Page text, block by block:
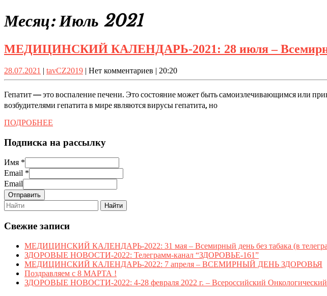
Button
Месяц:Июль 2021
МЕДИЦИНСКИЙ КАЛЕНДАРЬ-2021: 28 июля –
28.07.2021 28.07.2021
| tavCZ2019tavCZ2019
| Нет комментариев | 20:20
Гепатит — это воспаление печени. Это состояние может быть самоизлечивающимся или
возбудителями гепатита в мире являются вирусы гепатита, но
ПОДРОБНЕЕ
Подписка на рассылку
Имя *
Email *
Email
Отправить
Search
for:
Свежие записи
МЕДИЦИНСКИЙ КАЛЕНДАРЬ-2022: 31 мая – Всемирный день без табака (в
ЗДОРОВЫЕ НОВОСТИ-2022: Телеграмм-канал “ЗДОРОВЬЕ-161”
МЕДИЦИНСКИЙ КАЛЕНДАРЬ-2022: 7 апреля – ВСЕМИРНЫЙ ДЕНЬ ЗДОРОВЬЯ
Поздравляем с 8 МАРТА !
ЗДОРОВЫЕ НОВОСТИ-2022: 4-28 февраля 2022 г. – Всероссийский Онкологический